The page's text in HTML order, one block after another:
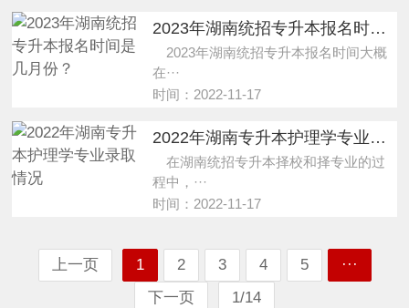
2023年湖南统招专升本报名时间是几月份？
2023年湖南统招专升本报名时间大概
在···
时间：2022-11-17
2022年湖南专升本护理学专业录取情况
在湖南统招专升本择校和择专业的过
程中，···
时间：2022-11-17
上一页 1 2 3 4 5
···
下一页
1/14